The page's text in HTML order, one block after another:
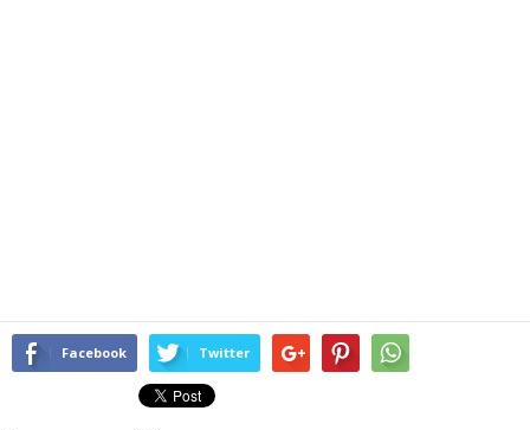
Facebook Twitter